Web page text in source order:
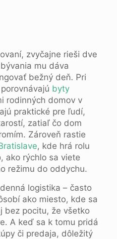
zvyčajne rieši dve
mu dáva
bežný deň. Pri
byty
rodinných domov v
praktické pre ľudí,
zatiaľ čo dom
Zároveň rastie
, kde hrá rolu
ako rýchlo sa viete
režimu do oddychu.
logistika – často
ako miesto, kde sa
bez pocitu, že všetko
A keď sa k tomu pridá
či predaja, dôležitý